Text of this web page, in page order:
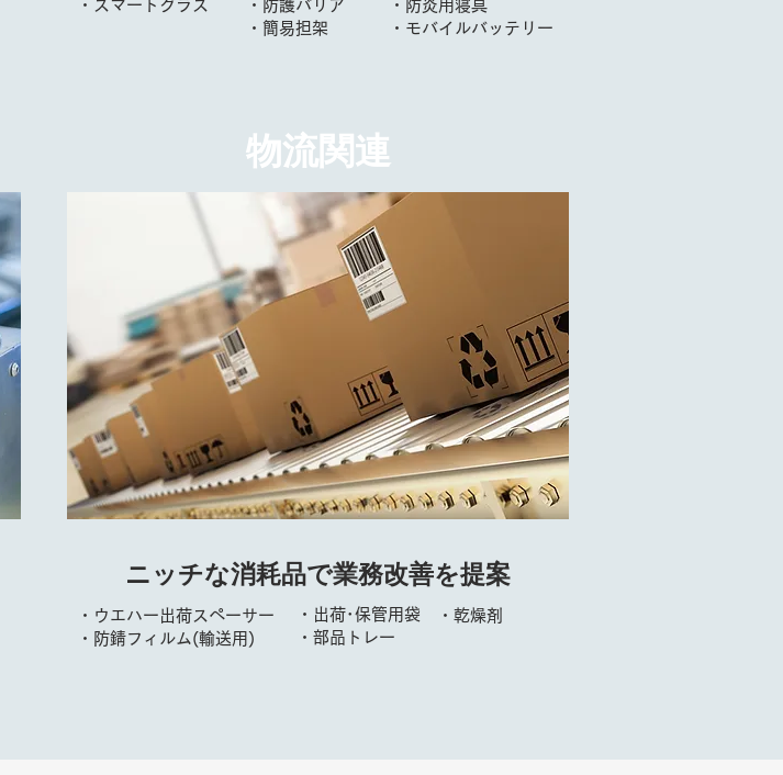
・スマートグラス
・防護バリア
​・簡易担架
​・防炎用寝具
​・モバイルバッテリー
物流関連
ニッチな消耗品で業務改善を提案
・ウエハー出荷スペーサー
・防錆フィルム(輸送用)
・出荷･保管用袋
​・部品トレー
・乾燥剤